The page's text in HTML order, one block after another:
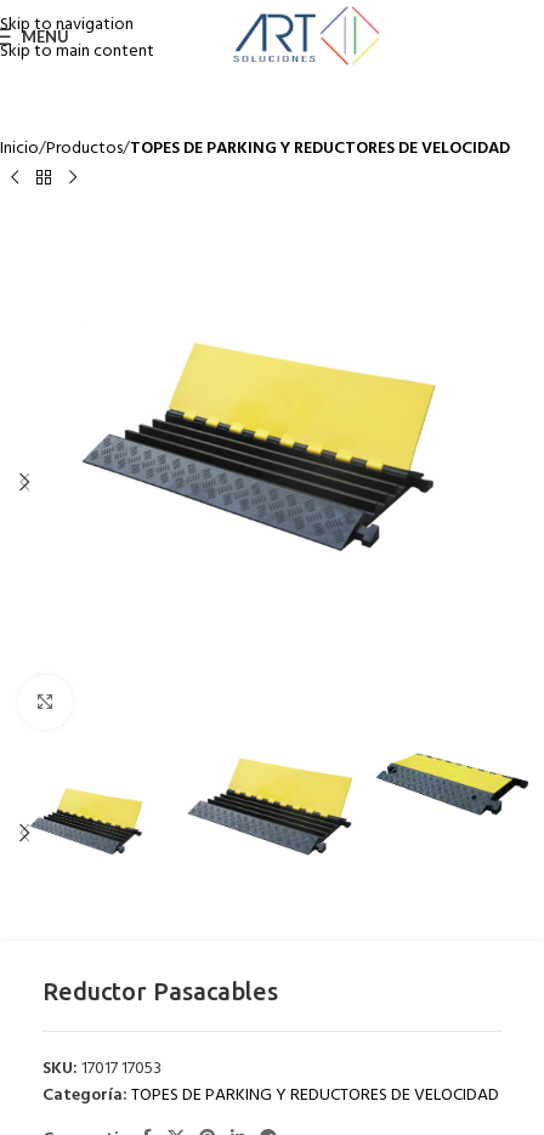
Skip to navigation
Skip to main content
MENÚ
Inicio Productos TOPES DE PARKING Y REDUCTORES DE VELOCIDAD
Reductor Pasacables
SKU:17017 17053
Categoría:TOPES DE PARKING Y REDUCTORES DE VELOCIDAD